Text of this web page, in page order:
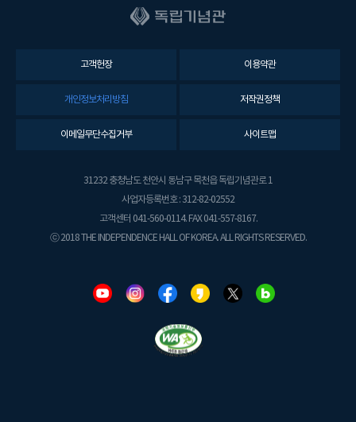
고객헌장 이용약관
개인정보처리방침 저작권정책
이메일무단수집거부 사이트맵
31232 충청남도 천안시 동남구 목천읍 독립기념관로 1
사업자등록번호 : 312-82-02552
고객센터 041-560-0114. FAX 041-557-8167.
ⓒ 2018 THE INDEPENDENCE HALL OF KOREA. ALL RIGHTS RESERVED.